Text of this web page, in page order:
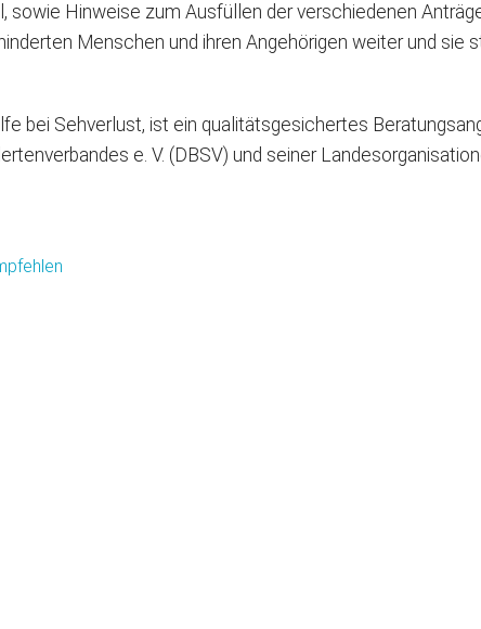
sowie Hinweise zum Ausfüllen der verschiedenen
Menschen und ihren Angehörigen weiter und sie
bei Sehverlust, ist ein qualitätsgesichertes
e. V. (DBSV) und seiner